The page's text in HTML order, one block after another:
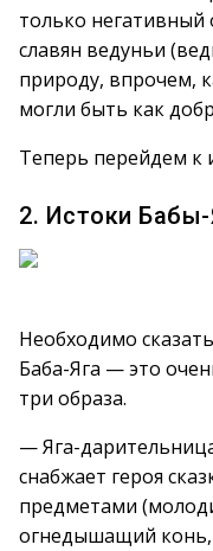
только
славян ведуньи
природу, впрочем,
могли быть как
Теперь перейдем к
2. Истоки
Необходимо
Баба-Яга — это
три образа.
— Яга-
снабжает героя
предметами
огнедышащий конь,